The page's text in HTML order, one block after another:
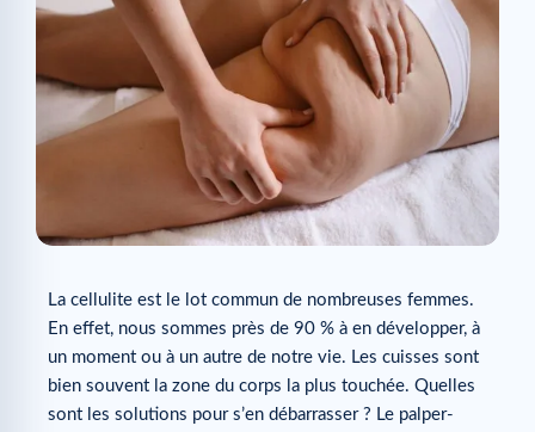
La cellulite est le lot commun de nombreuses femmes.
En effet, nous sommes près de 90 % à en développer, à
un moment ou à un autre de notre vie. Les cuisses sont
bien souvent la zone du corps la plus touchée. Quelles
sont les solutions pour s’en débarrasser ? Le palper-